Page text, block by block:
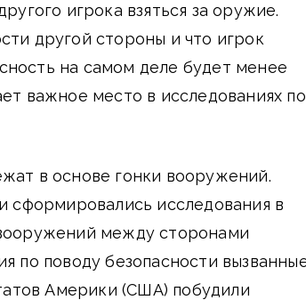
игрока взяться за оружие.
другой стороны и что игрок
на самом деле будет менее
важное место в исследованиях по
в основе гонки вооружений.
сформировались исследования в
между сторонами
по поводу безопасности
Америки (США) побудили